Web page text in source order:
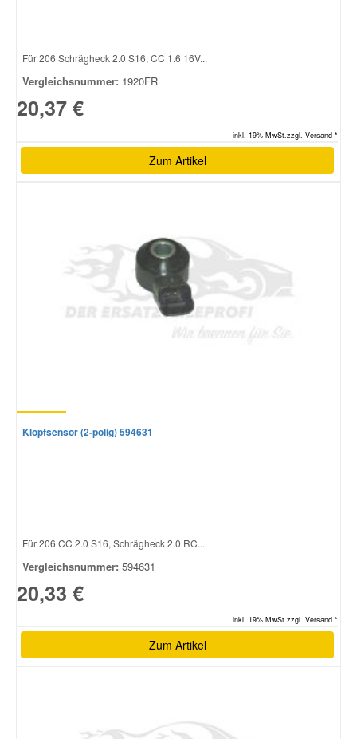
Für 206 Schrägheck 2.0 S16, CC 1.6 16V...
Vergleichsnummer: 1920FR
20,37 €
inkl. 19% MwSt.zzgl. Versand *
Zum Artikel
Klopfsensor (2-polig) 594631
Für 206 CC 2.0 S16, Schrägheck 2.0 RC...
Vergleichsnummer: 594631
20,33 €
inkl. 19% MwSt.zzgl. Versand *
Zum Artikel
Smart Ersatzteile
Suzuki Ersatzteile
Volvo Ersatzteile